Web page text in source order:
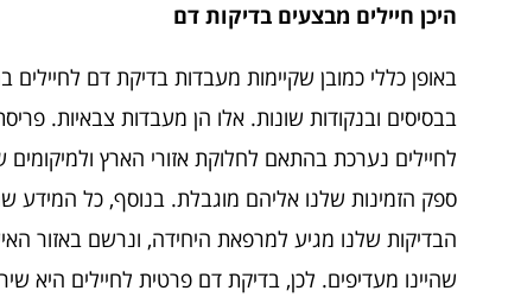
היכן חיילים מבצעים בדיקות דם
באופן כללי כמובן שקיימות מעבדות בדיקת דם לחיילים
בבסיסים ובנקודות שונות. אלו הן מעבדות צבאיות.
לחיילים נערכת בהתאם לחלוקת אזורי הארץ
ספק הזמינות שלנו אליהם מוגבלת. בנוסף, כל המידע
הבדיקות שלנו מגיע למרפאת היחידה, ונרשם באזור
שהיינו מעדיפים. לכן, בדיקת דם פרטית לחיילים היא